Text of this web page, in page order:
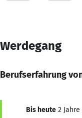
Werdegang
Berufserfahrung
Bis heute 2